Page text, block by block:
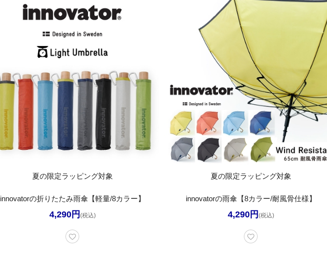
夏の限定ラッピング対象
innovatorの折りたたみ雨傘【軽量/8カラー】
4,290円 (税込)
夏の限定ラッピング対象
innovatorの雨傘【8カラー/耐風骨仕様】
4,290円 (税込)